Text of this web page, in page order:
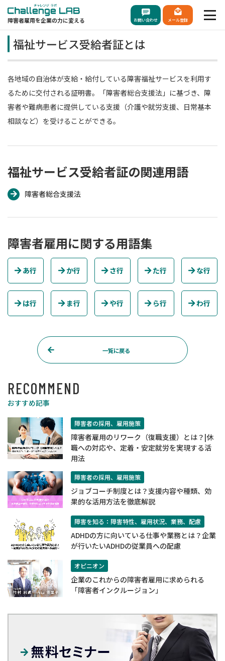
障害者雇用を企業の力に変える お問い合わせ メール登録
福祉サービス受給者証とは
各地域の自治体が支給・給付している障害福祉サービスを利用す
るために交付される証明書。「障害者総合支援法」に基づき、障
害者や難病患者に提供している支援（介護や就労支援、日常基本
相談など）を受けることができる。
福祉サービス受給者証の関連用語
障害者総合支援法
障害者雇用に関する用語集
あ行 か行 さ行 た行 な行
は行 ま行 や行 ら行 わ行
一覧に戻る
RECOMMEND
おすすめ記事
障害者の採用、雇用施策
障害者雇用のリワーク（復職支援）とは？|休
職への対応や、定着・安定就労を実現する活
用法
障害者の採用、雇用施策
ジョブコーチ制度とは？支援内容や種類、効
果的な活用方法を徹底解説
障害を知る：障害特性、雇用状況、業務、配慮
ADHDの方に向いている仕事や業務とは？企業
が行いたいADHDの従業員への配慮
オピニオン
企業のこれからの障害者雇用に求められる
「障害者インクルージョン」